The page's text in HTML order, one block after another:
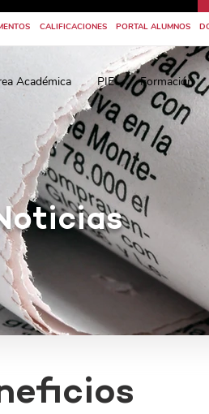
CALIFICACIONES PORTAL ALUMNOS
Académica PIE Formación